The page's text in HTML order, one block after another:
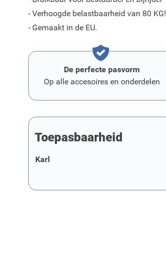
- Verhoogde belastbaarheid van 80 KG!
- Gemaakt in de EU.
De perfecte pasvorm
Op alle accesoires en onderdelen
Toepasbaarheid
Karl